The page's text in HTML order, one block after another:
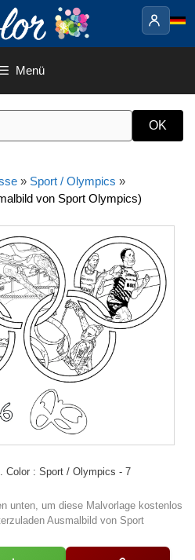
Menü
» Sport / Olympics »
von Sport Olympics)
Color : Sport / Olympics - 7
unten, um diese Malvorlage kostenlos
Ausmalbild von Sport